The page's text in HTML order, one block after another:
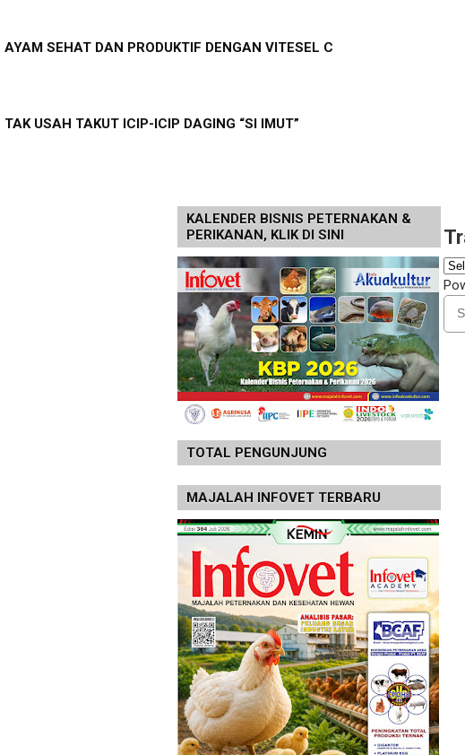
AYAM SEHAT DAN PRODUKTIF DENGAN VITESEL C
TAK USAH TAKUT ICIP-ICIP DAGING “SI IMUT”
KALENDER BISNIS PETERNAKAN &
PERIKANAN, KLIK DI SINI
TOTAL PENGUNJUNG
MAJALAH INFOVET TERBARU